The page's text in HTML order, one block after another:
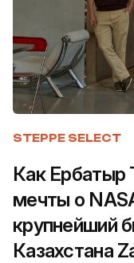
STEPPE SELECT
Как Ербатыр
мечты о
крупнейший
Казахстана